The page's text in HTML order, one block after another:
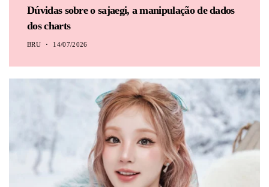
Dúvidas sobre o sajaegi, a manipulação de dados
dos charts
BRU 14/07/2026